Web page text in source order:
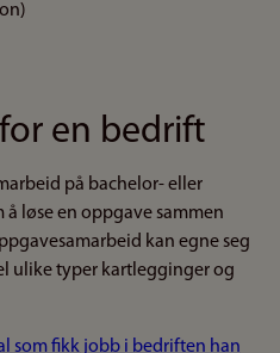
en bedrift
på bachelor- eller
løse en oppgave sammen
kan egne seg
ulike typer kartlegginger og
som fikk jobb i bedriften han